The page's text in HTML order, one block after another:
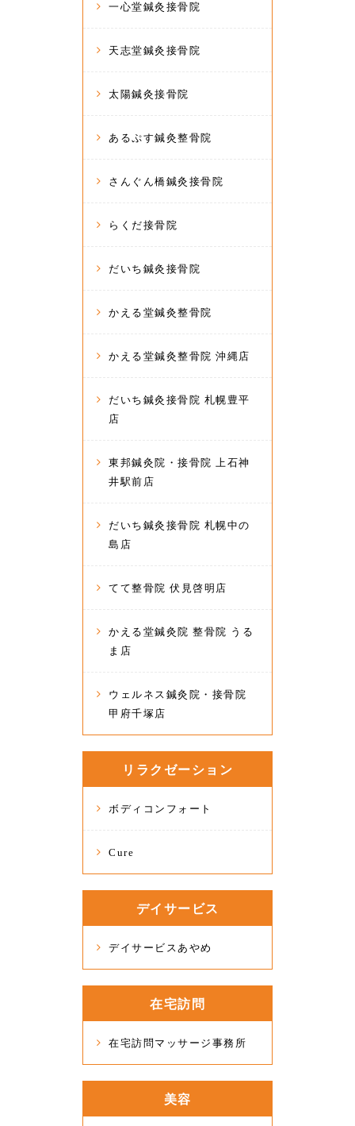
一心堂鍼灸接骨院
天志堂鍼灸接骨院
太陽鍼灸接骨院
あるぷす鍼灸整骨院
さんぐん橋鍼灸接骨院
らくだ接骨院
だいち鍼灸接骨院
かえる堂鍼灸整骨院
かえる堂鍼灸整骨院 沖縄店
だいち鍼灸接骨院 札幌豊平
店
東邦鍼灸院・接骨院 上石神
井駅前店
だいち鍼灸接骨院 札幌中の
島店
てて整骨院 伏見啓明店
かえる堂鍼灸院 整骨院 うる
ま店
ウェルネス鍼灸院・接骨院
甲府千塚店
リラクゼーション
ボディコンフォート
Cure
デイサービス
デイサービスあやめ
在宅訪問
在宅訪問マッサージ事務所
美容